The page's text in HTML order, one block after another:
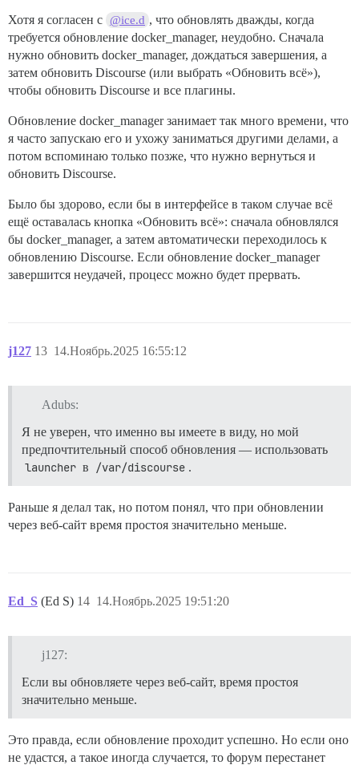
Хотя я согласен с @ice.d , что обновлять дважды, когда
требуется обновление docker_manager, неудобно. Сначала
нужно обновить docker_manager, дождаться завершения, а
затем обновить Discourse (или выбрать «Обновить всё»),
чтобы обновить Discourse и все плагины.
Обновление docker_manager занимает так много времени, что
я часто запускаю его и ухожу заниматься другими делами, а
потом вспоминаю только позже, что нужно вернуться и
обновить Discourse.
Было бы здорово, если бы в интерфейсе в таком случае всё
ещё оставалась кнопка «Обновить всё»: сначала обновлялся
бы docker_manager, а затем автоматически переходилось к
обновлению Discourse. Если обновление docker_manager
завершится неудачей, процесс можно будет прервать.
j127 14.Ноябрь.2025 16:55:12
13
Adubs:
Я не уверен, что именно вы имеете в виду, но мой
предпочтительный способ обновления — использовать
launcher в /var/discourse .
Раньше я делал так, но потом понял, что при обновлении
через веб-сайт время простоя значительно меньше.
Ed_S (Ed S) 14.Ноябрь.2025 19:51:20
14
j127:
Если вы обновляете через веб-сайт, время простоя
значительно меньше.
Это правда, если обновление проходит успешно. Но если оно
не удастся, а такое иногда случается, то форум перестанет